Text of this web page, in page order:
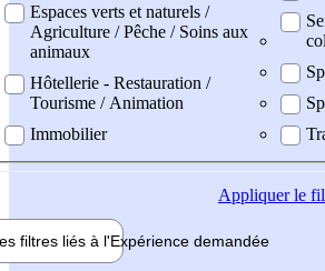
Espaces verts et naturels /
Agriculture / Pêche / Soins aux
animaux
Hôtellerie - Restauration /
Tourisme / Animation
Immobilier
Appliquerle
filtres liés à l'Expérience demandée